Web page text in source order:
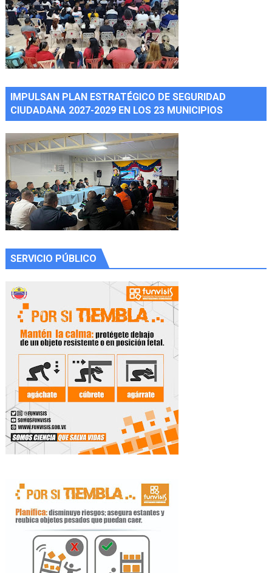
IMPULSAN PLAN ESTRATÉGICO DE SEGURIDAD
CIUDADANA 2027-2029 EN LOS 23 MUNICIPIOS
SERVICIO PÚBLICO